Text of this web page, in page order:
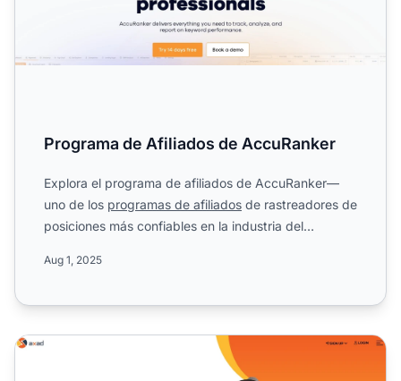
Programa de Afiliados de AccuRanker
Explora el programa de afiliados de AccuRanker—
uno de los programas de afiliados de rastreadores de
posiciones más confiables en la industria del
Aug 1, 2025
Programa de Afiliados de AXAD LLC